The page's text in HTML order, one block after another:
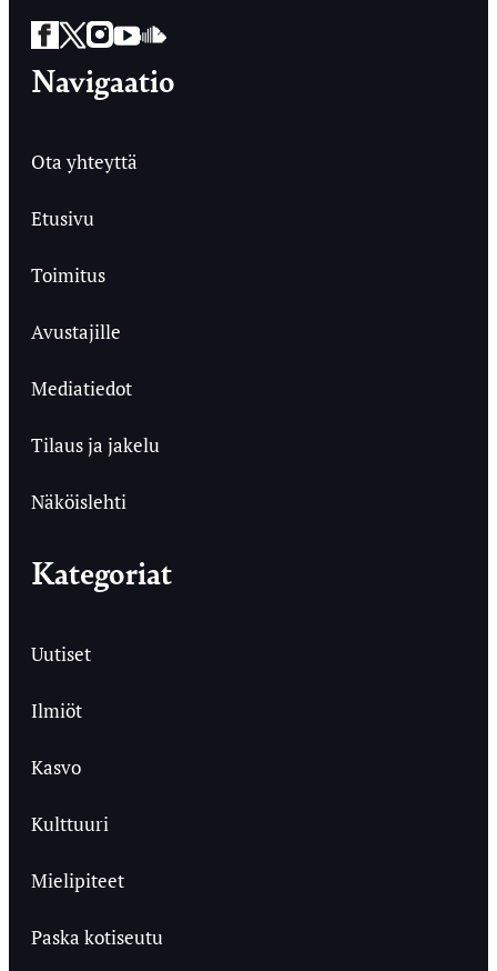
Facebook
Twitter
Instagram
YouTube
SoundCloud
Navigaatio
Ota yhteyttä
Etusivu
Toimitus
Avustajille
Mediatiedot
Tilaus ja jakelu
Näköislehti
Kategoriat
Uutiset
Ilmiöt
Kasvo
Kulttuuri
Mielipiteet
Paska kotiseutu